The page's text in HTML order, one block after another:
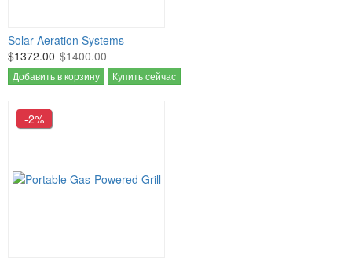
Solar Aeration Systems
$1372.00 $1400.00
Добавить в корзину Купить сейчас
-2%